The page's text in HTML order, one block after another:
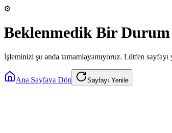
⚙️
Beklenmedik Bir
İşleminizi şu anda tamamlayamıyoruz. Lütfen
Ana Sayfaya Dön Sayfayı Yenile